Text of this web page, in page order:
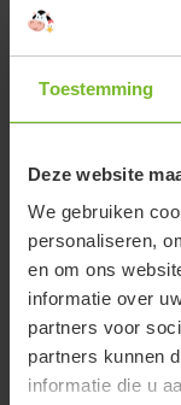
Toestemming
Deze website
We gebruiken
personaliseren,
en om ons
informatie over
partners voor
partners kunnen
informatie die u
Het
een
wandelaars
Er staat